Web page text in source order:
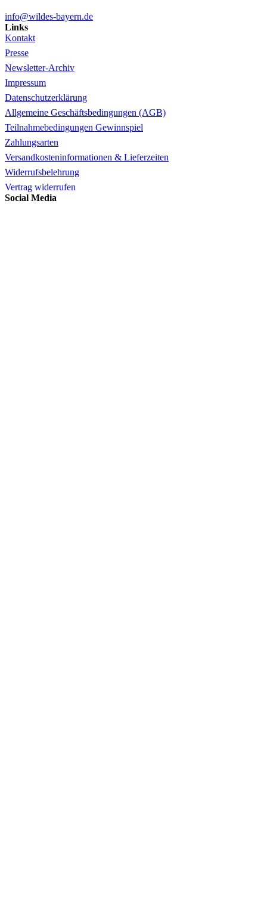
info@wildes-bayern.de
Links
Kontakt
Presse
Newsletter-Archiv
Impressum
Datenschutzerklärung
Allgemeine Geschäftsbedingungen (AGB)
Teilnahmebedingungen Gewinnspiel
Zahlungsarten
Versandkosteninformationen & Lieferzeiten
Widerrufsbelehrung
Vertrag widerrufen
Social Media